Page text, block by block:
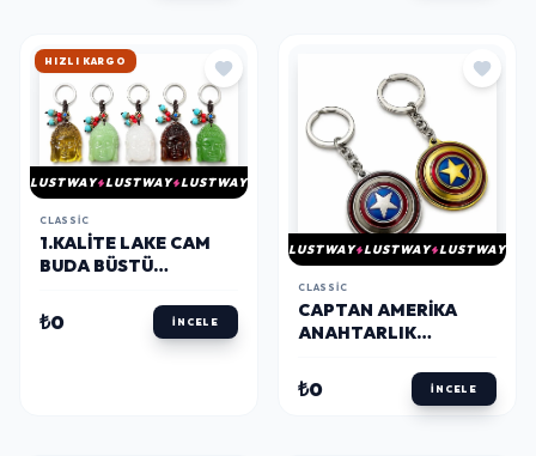
HIZLI KARGO
LUSTWAY LUSTWAY LUSTWAY
CLASSIC
1.KALITE LAKE CAM
BUDA BÜSTÜ
₺0 İNCELE
LUSTWAY LUSTWAY LUSTWAY
CLASSIC
CAPTAN AMERIKA
ANAHTARLIK
₺0 İNCELE